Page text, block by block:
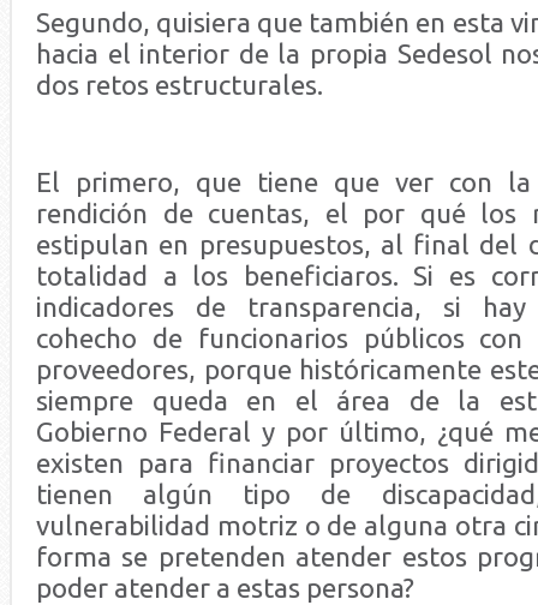
Segundo, quisiera que también en esta
hacia el interior de la propia Sedesol
dos retos estructurales.
El primero, que tiene que ver con
rendición de cuentas, el por qué los
estipulan en presupuestos, al final del
totalidad a los beneficiaros. Si es
indicadores de transparencia, si
cohecho de funcionarios públicos con
proveedores, porque históricamente
siempre queda en el área de la
Gobierno Federal y por último, ¿qué
existen para financiar proyectos
tienen algún tipo de
vulnerabilidad motriz o de alguna otra
forma se pretenden atender estos
poder atender a estas persona?